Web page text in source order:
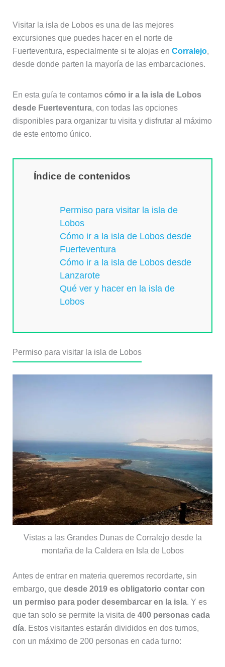
Visitar la isla de Lobos es una de las mejores
excursiones que puedes hacer en el norte de
Fuerteventura, especialmente si te alojas en Corralejo,
desde donde parten la mayoría de las embarcaciones.
En esta guía te contamos cómo ir a la isla de Lobos
desde Fuerteventura, con todas las opciones
disponibles para organizar tu visita y disfrutar al máximo
de este entorno único.
Índice de contenidos
Permiso para visitar la isla de
Lobos
Cómo ir a la isla de Lobos desde
Fuerteventura
Cómo ir a la isla de Lobos desde
Lanzarote
Qué ver y hacer en la isla de
Lobos
Permiso para visitar la isla de Lobos
Vistas a las Grandes Dunas de Corralejo desde la
montaña de la Caldera en Isla de Lobos
Antes de entrar en materia queremos recordarte, sin
embargo, que desde 2019 es obligatorio contar con
un permiso para poder desembarcar en la isla. Y es
que tan solo se permite la visita de 400 personas cada
día. Estos visitantes estarán divididos en dos turnos,
con un máximo de 200 personas en cada turno: